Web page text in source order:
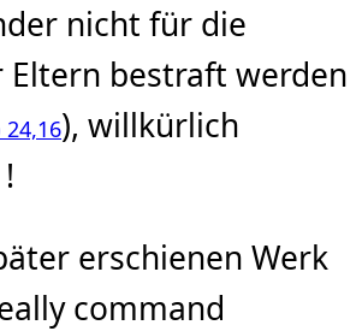
nicht für die
Eltern bestraft werden
24,16), willkürlich
erschienen Werk
command